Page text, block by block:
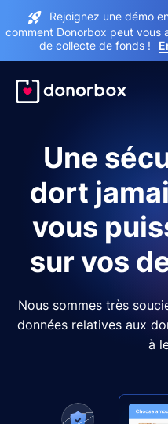
Rejoignez une démo
comment Donorbox peut vous
de collecte de fonds !
Une
dort
vous
sur vos
Nous sommes très
données relatives aux
à